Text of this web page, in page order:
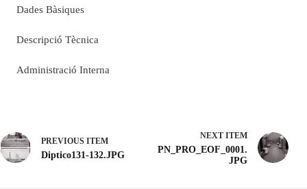
Dades Bàsiques
Descripció Tècnica
Administració Interna
PREVIOUS ITEM
Diptico131-132.JPG
NEXT ITEM
PN_PRO_EOF_0001.
JPG